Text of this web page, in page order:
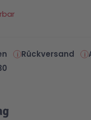
Rückversand